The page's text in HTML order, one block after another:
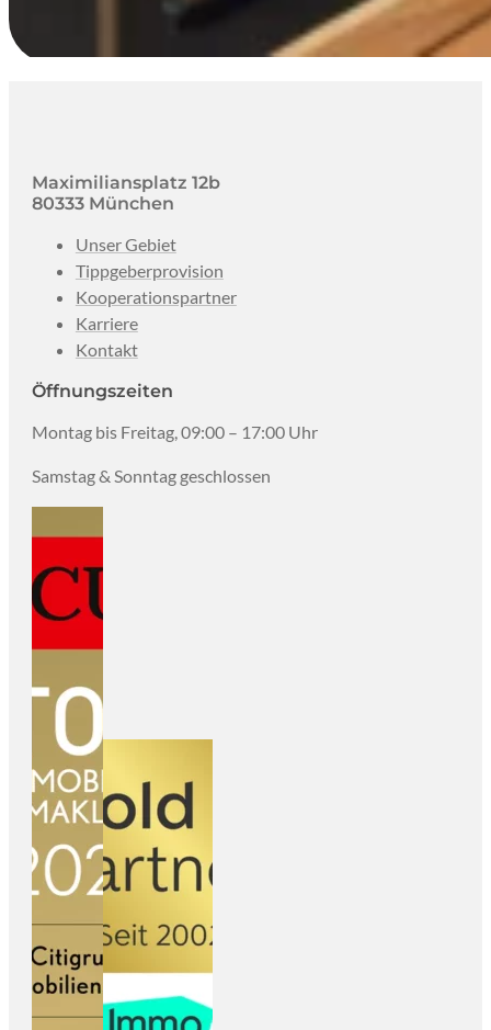
Maximiliansplatz 12b
80333 München
Unser Gebiet
Tippgeberprovision
Kooperationspartner
Karriere
Kontakt
Öffnungszeiten
Montag bis Freitag, 09:00 – 17:00 Uhr
Samstag & Sonntag geschlossen